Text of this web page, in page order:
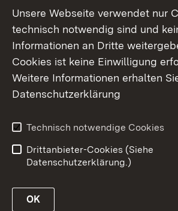
Unsere Webseite verwendet nur
technisch notwendig sind und
Informationen an Dritte
Cookies ist keine Einwilligung
Weitere Informationen erhalten
Datenschutzerklärung
Technisch notwendige Cookies
Drittanbieter-Cookies (Siehe
Datenschutzerklärung.)
OK